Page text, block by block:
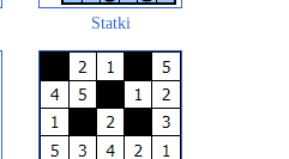
Statki